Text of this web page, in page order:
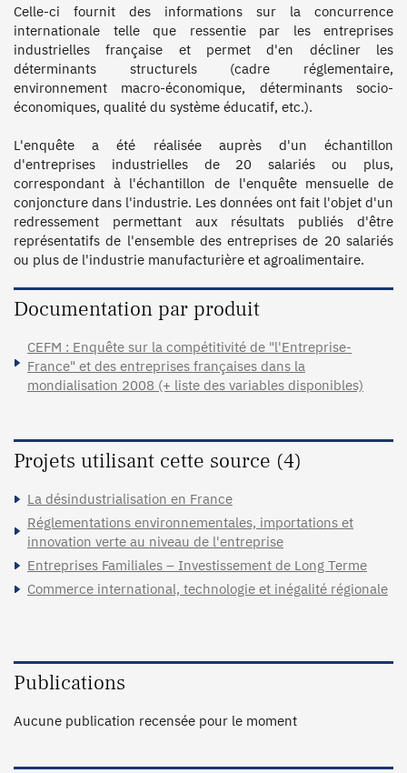
Celle-ci fournit des informations sur la concurrence
internationale telle que ressentie par les entreprises
industrielles française et permet d'en décliner les
déterminants structurels (cadre réglementaire,
environnement macro-économique, déterminants socio-
économiques, qualité du système éducatif, etc.).
L'enquête a été réalisée auprès d'un échantillon
d'entreprises industrielles de 20 salariés ou plus,
correspondant à l'échantillon de l'enquête mensuelle de
conjoncture dans l'industrie. Les données ont fait l'objet d'un
redressement permettant aux résultats publiés d'être
représentatifs de l'ensemble des entreprises de 20 salariés
Documentation par produit
CEFM : Enquête sur la compétitivité de "l'Entreprise-
France" et des entreprises françaises dans la
mondialisation 2008 (+ liste des variables disponibles)
Projets utilisant cette source (4)
La désindustrialisation en France
Réglementations environnementales, importations et
innovation verte au niveau de l'entreprise
Entreprises Familiales – Investissement de Long Terme
Commerce international, technologie et inégalité régionale
Publications
Aucune publication recensée pour le moment